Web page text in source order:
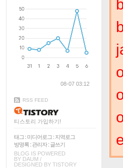
08-07 03:12
RSS FEED
티스토리 가입하기!
태그 : 미디어로그 : 지역로그
방명록 : 관리자: 글쓰기
BLOG IS POWERED
BY DAUM /
DESIGNED BY TISTORY